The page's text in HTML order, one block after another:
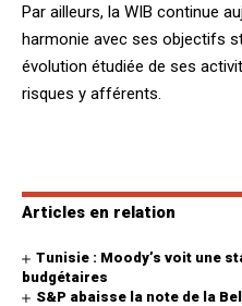
Par ailleurs, la WIB continue
harmonie avec ses objectifs
évolution étudiée de ses
risques y afférents.
Articles en relation
Tunisie : Moody’s voit une
budgétaires
S&P abaisse la note de la